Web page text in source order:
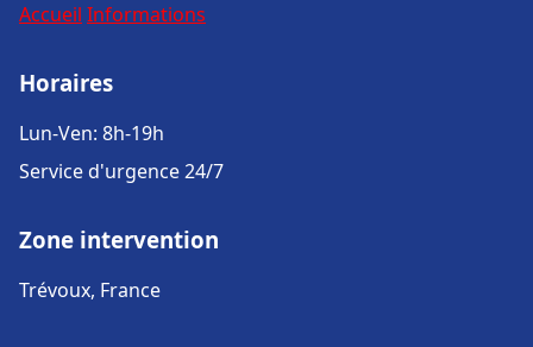
Accueil Informations
Horaires
Lun-Ven: 8h-19h
Service d'urgence 24/7
Zone intervention
Trévoux, France